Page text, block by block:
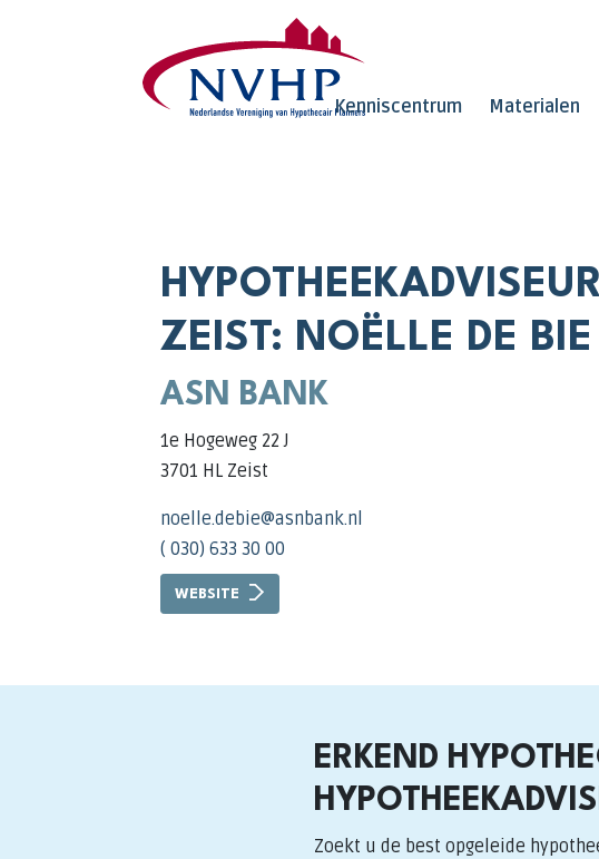
Kenniscentrum Materialen
ZEIST: NOËLLE DE BIE
ASN BANK
1e Hogeweg 22 J
3701 HL Zeist
noelle.debie@asnbank.nl
( 030) 633 30 00
WEBSITE
ERKEND
Zoekt u de best opgeleide